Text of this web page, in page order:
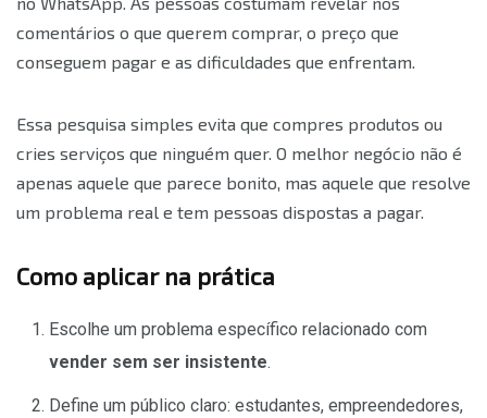
comentários o que querem comprar, o preço que
conseguem pagar e as dificuldades que enfrentam.
Essa pesquisa simples evita que compres produtos ou
cries serviços que ninguém quer. O melhor negócio não é
apenas aquele que parece bonito, mas aquele que resolve
um problema real e tem pessoas dispostas a pagar.
Como aplicar na prática
Escolhe um problema específico relacionado com
vender sem ser insistente.
Define um público claro: estudantes, empreendedores,